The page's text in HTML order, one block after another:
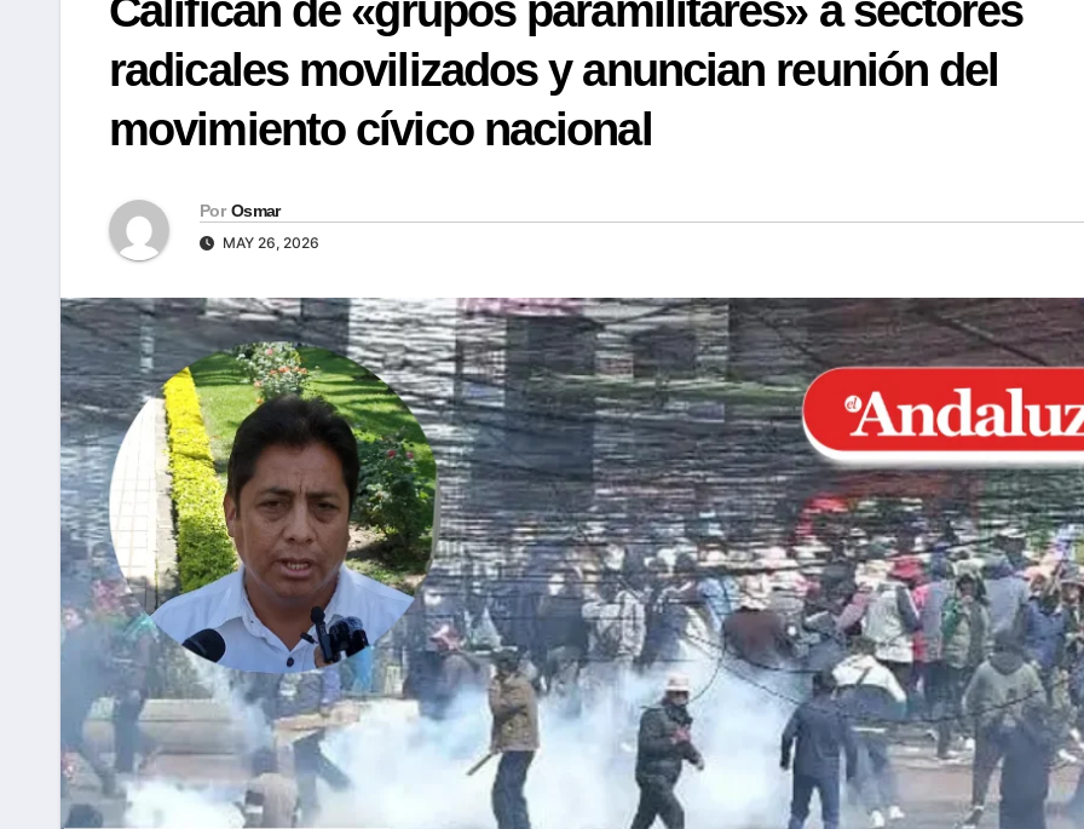
Califican de «grupos paramilitares» a sectores
radicales movilizados y anuncian reunión del
movimiento cívico nacional
Por Osmar
MAY 26, 2026